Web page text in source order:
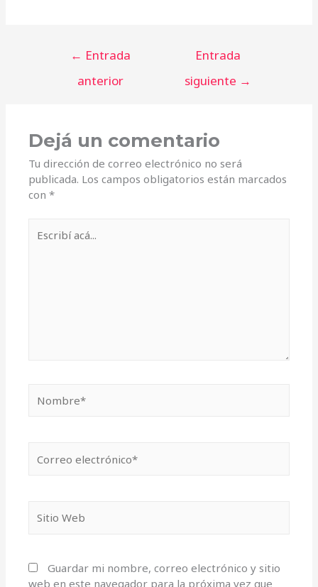
← Entrada
anterior
Entrada
siguiente →
Dejá un comentario
Tu dirección de correo electrónico no será
publicada. Los campos obligatorios están marcados
con*
Guardar mi nombre, correo electrónico y sitio
web en este navegador para la próxima vez que